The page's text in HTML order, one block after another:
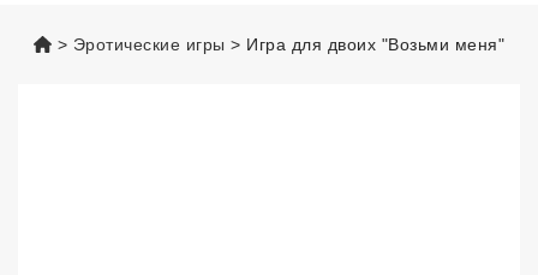
vsexshop.ru
Эротические игры Игра для двоих "Возьми меня"